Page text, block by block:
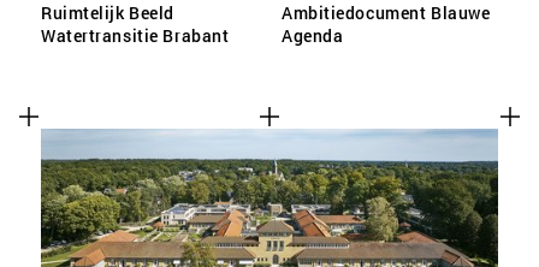
Ruimtelijk Beeld
Watertransitie Brabant
Ambitiedocument Blauwe
Agenda